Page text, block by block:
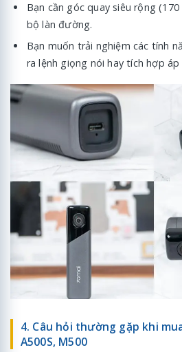
Bạn cần góc quay siêu rộng
bộ làn đường.
Bạn muốn trải nghiệm các tính
ra lệnh giọng nói hay tích hợp
4. Câu hỏi thường gặp khi
A500S, M500